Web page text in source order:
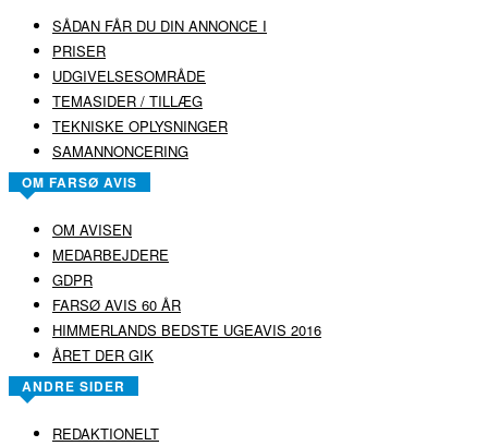
SÅDAN FÅR DU DIN ANNONCE I
PRISER
UDGIVELSESOMRÅDE
TEMASIDER / TILLÆG
TEKNISKE OPLYSNINGER
SAMANNONCERING
OM FARSØ AVIS
OM AVISEN
MEDARBEJDERE
GDPR
FARSØ AVIS 60 ÅR
HIMMERLANDS BEDSTE UGEAVIS 2016
ÅRET DER GIK
ANDRE SIDER
REDAKTIONELT